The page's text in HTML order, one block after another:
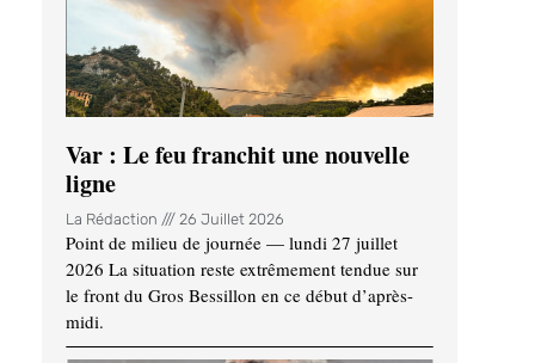
Var : Le feu franchit une nouvelle
ligne
La Rédaction 26 Juillet 2026
Point de milieu de journée — lundi 27 juillet
2026 La situation reste extrêmement tendue sur
le front du Gros Bessillon en ce début d’après-
midi.